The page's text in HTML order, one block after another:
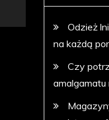
Odzież
na każdą
Czy